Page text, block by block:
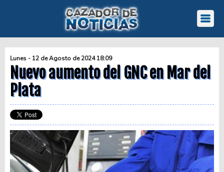
Lunes - 12 de Agosto de 2024 18:09
Nuevo aumento del GNC en Mar del
Plata